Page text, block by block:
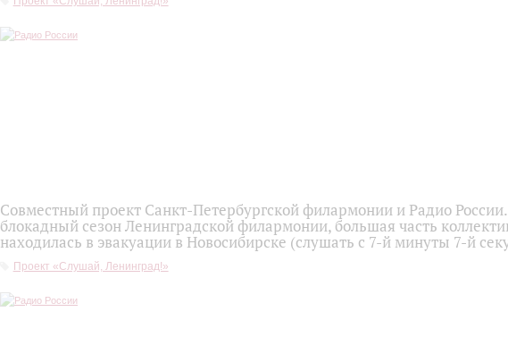
Совместный проект Санкт-Петербургской филармонии и Радио
блокадный сезон Ленинградской филармонии, большая часть
находилась в эвакуации в Новосибирске (слушать с 7-й минуты 7-й
Проект «Слушай, Ленинград!»